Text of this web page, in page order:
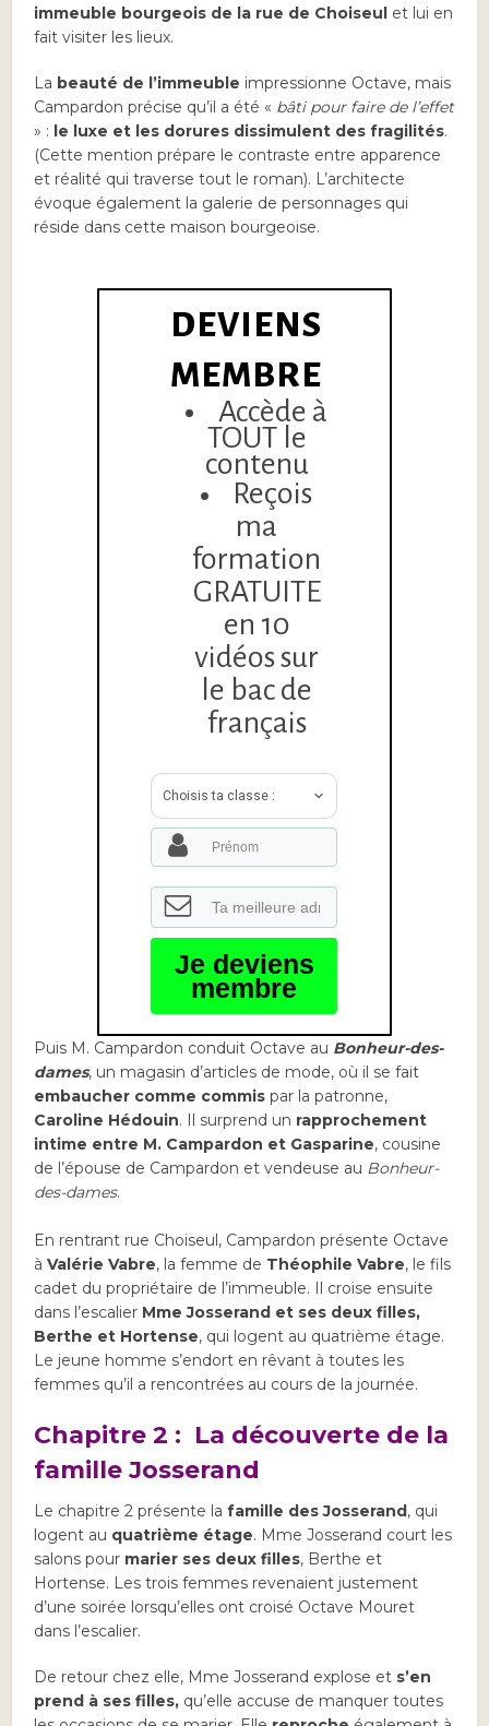
immeuble bourgeois de la rue de Choiseul et lui en
fait visiter les lieux.
La beauté de l’immeuble impressionne Octave, mais
Campardon précise qu’il a été « bâti pour faire de l’effet
» : le luxe et les dorures dissimulent des fragilités.
(Cette mention prépare le contraste entre apparence
et réalité qui traverse tout le roman). L’architecte
évoque également la galerie de personnages qui
réside dans cette maison bourgeoise.
DEVIENS
MEMBRE
Accède à
TOUT le
contenu
Reçois
ma
formation
GRATUITE
en 10
vidéos sur
le bac de
français
Choisis ta classe :
Je deviens
membre
Puis M. Campardon conduit Octave au Bonheur-des-
dames, un magasin d’articles de mode, où il se fait
embaucher comme commispar la patronne,
Caroline Hédouin. Il surprend un rapprochement
intime entre M. Campardon et Gasparine, cousine
de l’épouse de Campardon et vendeuse au Bonheur-
des-dames.
En rentrant rue Choiseul, Campardon présente Octave
àValérie Vabre, la femme de Théophile Vabre, le fils
cadet du propriétaire de l’immeuble. Il croise ensuite
dans l’escalier Mme Josserand et ses deux filles,
Berthe et Hortense, qui logent au quatrième étage.
Le jeune homme s’endort en rêvant à toutes les
femmes qu’il a rencontrées au cours de la journée.
Chapitre 2 : La découverte de la
famille Josserand
Le chapitre 2 présente lafamille des Josserand, qui
logent au quatrième étage. Mme Josserand court les
salons pour marier ses deux filles, Berthe et
Hortense. Les trois femmes revenaient justement
d’une soirée lorsqu’elles ont croisé Octave Mouret
dans l’escalier.
De retour chez elle, Mme Josserand explose et s’en
prend à ses filles, qu’elle accuse de manquer toutes